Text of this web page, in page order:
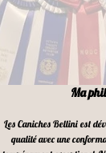
Ma
Les Caniches Bellini est
qualité avec une